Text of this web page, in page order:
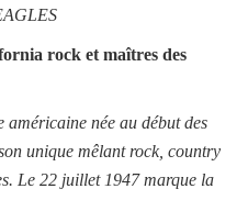
rock et maîtres des
née au début des
unique mêlant rock, country
Le 22 juillet 1947 marque la